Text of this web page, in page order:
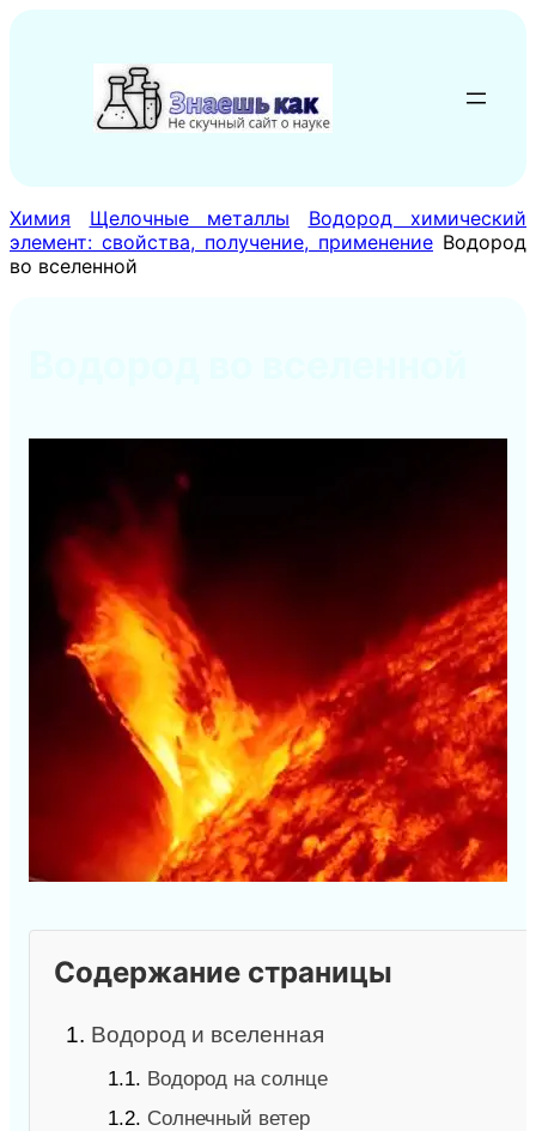
содержимому
Химия Щелочные металлы
Водород химический
элемент: свойства, получение, применение Водород
во вселенной
Содержание страницы
1. Водород и вселенная
1.1. Водород на солнце
1.2. Солнечный ветер